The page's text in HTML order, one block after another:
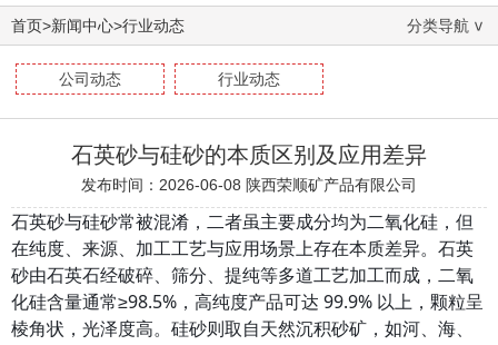
首页>新闻中心>行业动态 分类导航
公司动态 行业动态
石英砂与硅砂的本质区别及应用差异
发布时间：2026-06-08 陕西荣顺矿产品有限公司
石英砂与硅砂常被混淆，二者虽主要成分均为二氧化硅，但
在纯度、来源、加工工艺与应用场景上存在本质差异。石英
砂由石英石经破碎、筛分、提纯等多道工艺加工而成，二氧
化硅含量通常≥98.5%，高纯度产品可达 99.9% 以上，颗粒呈
棱角状，光泽度高。硅砂则取自天然沉积砂矿，如河、海、